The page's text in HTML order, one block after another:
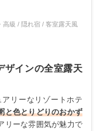
高級 / 隠れ宿 / 客室露天風
ザインの全室露天
リーなリゾートホテ
と色とりどりのおかず
リーな雰囲気が魅力で